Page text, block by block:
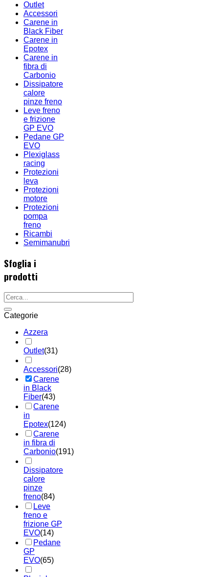
Outlet
Accessori
Carene in
Black Fiber
Carene in
Epotex
Carene in
fibra di
Carbonio
Dissipatore
calore
pinze freno
Leve freno
e frizione
GP EVO
Pedane GP
EVO
Plexiglass
racing
Protezioni
leva
Protezioni
motore
Protezioni
pompa
freno
Ricambi
Semimanubri
Sfoglia i
prodotti
Categorie
Azzera
Outlet(31)
Accessori(28)
Carene
in Black
Fiber(43)
Carene
in
Epotex(124)
Carene
in fibra di
Carbonio(191)
Dissipatore
calore
pinze
freno(84)
Leve
freno e
frizione GP
EVO(14)
Pedane
GP
EVO(65)